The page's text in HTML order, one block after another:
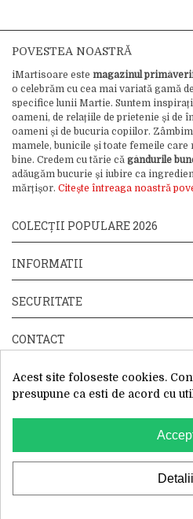
POVESTEA NOASTRĂ
iMartisoare este magazinul
o celebrăm cu cea mai variată gamă
specifice lunii Martie. Suntem
oameni, de relațiile de prietenie și de
oameni și de bucuria copiilor.
mamele, bunicile și toate femeile care
bine. Credem cu tărie că gândurile
adăugăm bucurie și iubire ca
mărțișor. Citește întreaga noastră
COLECȚII POPULARE 2026
INFORMATII
SECURITATE
CONTACT
Website operat de: Primavara in dar
Com: J2025066115002, Sediu
Acest site foloseste cookies.
presupune ca esti de acord cu
Detalii